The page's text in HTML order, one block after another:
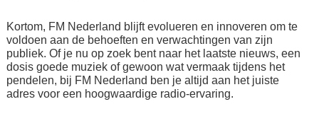
Kortom, FM Nederland blijft evolueren en innoveren om te
voldoen aan de behoeften en verwachtingen van zijn
publiek. Of je nu op zoek bent naar het laatste nieuws, een
dosis goede muziek of gewoon wat vermaak tijdens het
pendelen, bij FM Nederland ben je altijd aan het juiste
adres voor een hoogwaardige radio-ervaring.